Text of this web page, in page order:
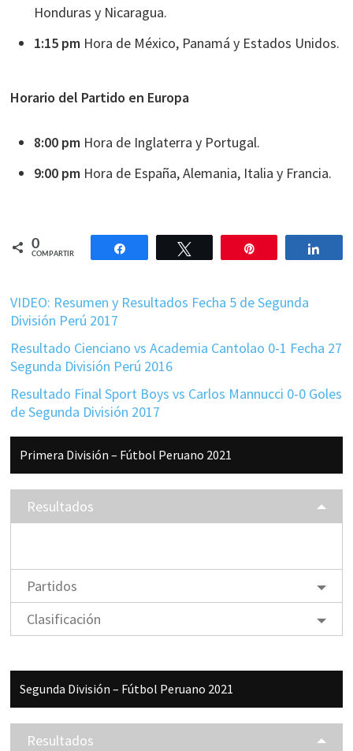
Honduras y Nicaragua.
1:15 pm Hora de México, Panamá y Estados Unidos.
Horario del Partido en Europa
8:00 pm Hora de Inglaterra y Portugal.
9:00 pm Hora de España, Alemania, Italia y Francia.
0
COMPARTIR
Compartir
VIDEO: Resumen y Resultados Fecha 5 de Segunda
División Perú 2017
Resultado Cienciano vs Academia Cantolao 0-1 Fecha 27
Segunda División Perú 2016
Resultado Final Sport Boys vs Carlos Mannucci 0-0 Goles
de Segunda División 2017
Barra
lateral
principal
Primera División – Fútbol Peruano 2021
Resultados
Partidos
Clasificación
Segunda División – Fútbol Peruano 2021
Resultados